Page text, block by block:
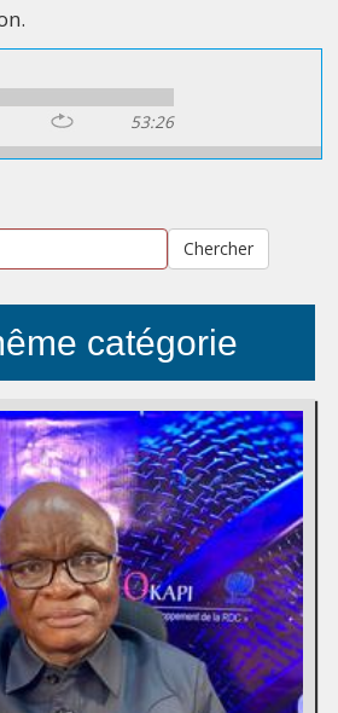
53:26
Chercher
catégorie